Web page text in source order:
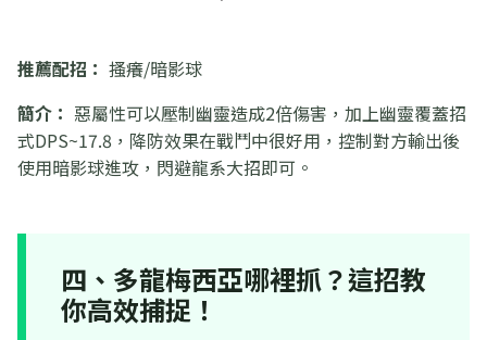
推薦配招： 搔癢/暗影球
簡介： 惡屬性可以壓制幽靈造成2倍傷害，加上幽靈覆蓋招
式DPS~17.8，降防效果在戰鬥中很好用，控制對方輸出後
使用暗影球進攻，閃避龍系大招即可。
四、多龍梅西亞哪裡抓？這招教
你高效捕捉！